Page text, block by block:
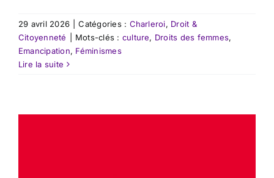
29 avril 2026 Catégories : Charleroi, Droit &
Citoyenneté
Mots-clés : culture, Droits des femmes,
Emancipation, Féminismes
Lire la suite